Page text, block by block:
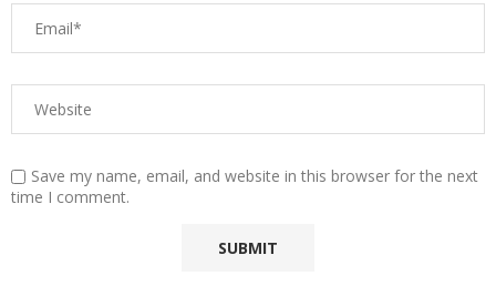
Save my name, email, and website in this browser for the next
time I comment.